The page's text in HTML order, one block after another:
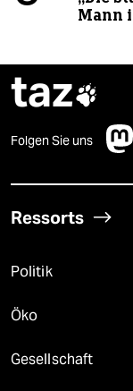
Mann
taz
Folgen Sie uns
Ressorts
Politik
Öko
Gesellschaft